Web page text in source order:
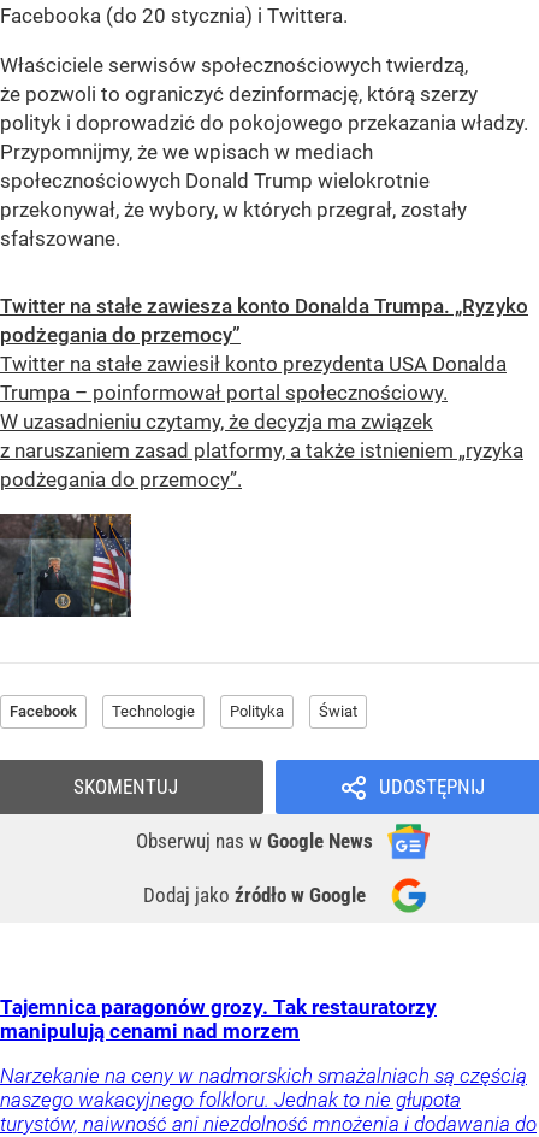
Facebooka (do 20 stycznia) i Twittera.
Właściciele serwisów społecznościowych twierdzą,
że pozwoli to ograniczyć dezinformację, którą szerzy
polityk i doprowadzić do pokojowego przekazania władzy.
Przypomnijmy, że we wpisach w mediach
społecznościowych Donald Trump wielokrotnie
przekonywał, że wybory, w których przegrał, zostały
sfałszowane.
Twitter na stałe zawiesza konto Donalda Trumpa. „Ryzyko
podżegania do przemocy”
Twitter na stałe zawiesił konto prezydenta USA Donalda
Trumpa – poinformował portal społecznościowy.
W uzasadnieniu czytamy, że decyzja ma związek
z naruszaniem zasad platformy, a także istnieniem „ryzyka
podżegania do przemocy”.
Facebook Technologie Polityka Świat
UDOSTĘPNIJ
Obserwuj nas w Google News
Dodaj jako źródło w Google
SKOMENTUJ
Tajemnica paragonów grozy. Tak restauratorzy
manipulują cenami nad morzem
Narzekanie na ceny w nadmorskich smażalniach są częścią
naszego wakacyjnego folkloru. Jednak to nie głupota
turystów, naiwność ani niezdolność mnożenia i dodawania do